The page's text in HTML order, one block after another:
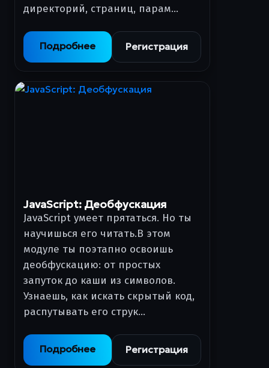
директорий, страниц, парам…
Подробнее Регистрация
JavaScript: Деобфускация
JavaScript умеет прятаться. Но ты
научишься его читать.В этом
модуле ты поэтапно освоишь
деобфускацию: от простых
запуток до каши из символов.
Узнаешь, как искать скрытый код,
распутывать его струк…
Подробнее Регистрация